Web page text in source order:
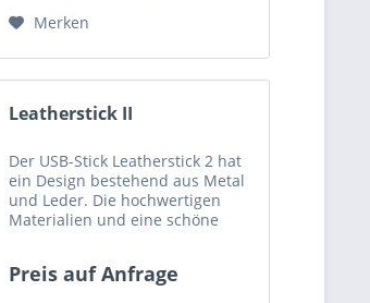
Merken
Leatherstick II
Der USB-Stick Leatherstick 2 hat
ein Design bestehend aus Metal
und Leder. Die hochwertigen
Materialien und eine schöne
edlen Modell unter den USB-
Preis auf Anfrage